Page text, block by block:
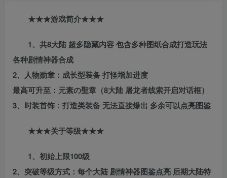
★★★游戏简介★★★
1、共8大陆 超多隐藏内容 包含多种图纸合成打造玩法
各种剧情神器合成
2、人物勋章：成长型装备 打怪增加进度
最高可升至：元素の聖章（8大陆 屠龙者线索开启对话框）
3、时装首饰：打造类装备 无法直接爆出 多余可以点亮图鉴
★★★关于等级★★★
1、初始上限100级
2、突破等级方式：每个大陆 剧情神器图鉴点亮 后期大陆特